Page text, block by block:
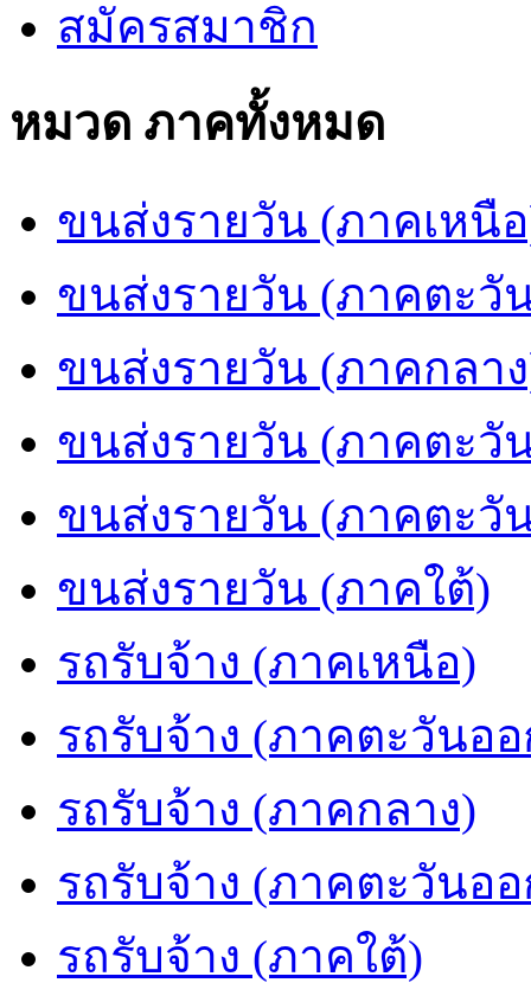
สมัครสมาชิก
หมวด ภาคทั้งหมด
ขนส่งรายวัน (ภาคเหนื
ขนส่งรายวัน (ภาคตะวั
ขนส่งรายวัน (ภาคกลา
ขนส่งรายวัน (ภาคตะวั
ขนส่งรายวัน (ภาคตะวั
ขนส่งรายวัน (ภาคใต้)
รถรับจ้าง (ภาคเหนือ)
รถรับจ้าง (ภาคตะวันออ
รถรับจ้าง (ภาคกลาง)
รถรับจ้าง (ภาคตะวันอ
รถรับจ้าง (ภาคใต้)